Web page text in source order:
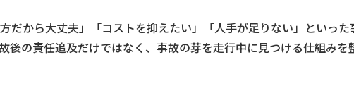
だから大丈夫」「コストを抑えたい」「人手が足りない」といっ
後の責任追及だけではなく、事故の芽を走行中に見つける仕組みを